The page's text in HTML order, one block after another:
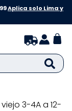
Aplica solo Lima y
3-4A a 12-